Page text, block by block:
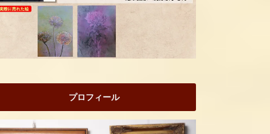
プロフィール